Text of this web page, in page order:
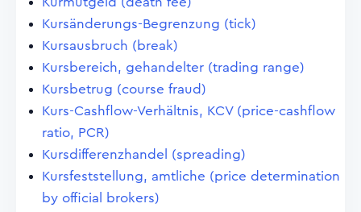
Kursänderungs-Begrenzung (tick)
Kursausbruch (break)
Kursbereich, gehandelter (trading range)
Kursbetrug (course fraud)
Kurs-Cashflow-Verhältnis, KCV (price-cashflow
ratio, PCR)
Kursdifferenzhandel (spreading)
Kursfeststellung, amtliche (price determination
by official brokers)